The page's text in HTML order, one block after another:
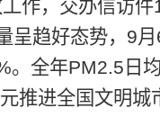
作，交办信访件
呈趋好态势， 9月
。全年PM2.5 日
推进全国文明城